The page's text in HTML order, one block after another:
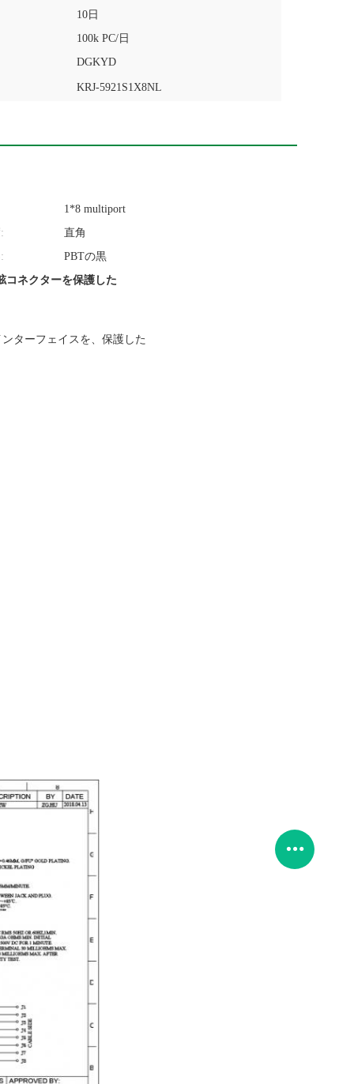
10日
100k PC/日
DGKYD
KRJ-5921S1X8NL
1*8 multiport
直角
PBTの黒
コネクターを保護した
ターフェイスを、保護した